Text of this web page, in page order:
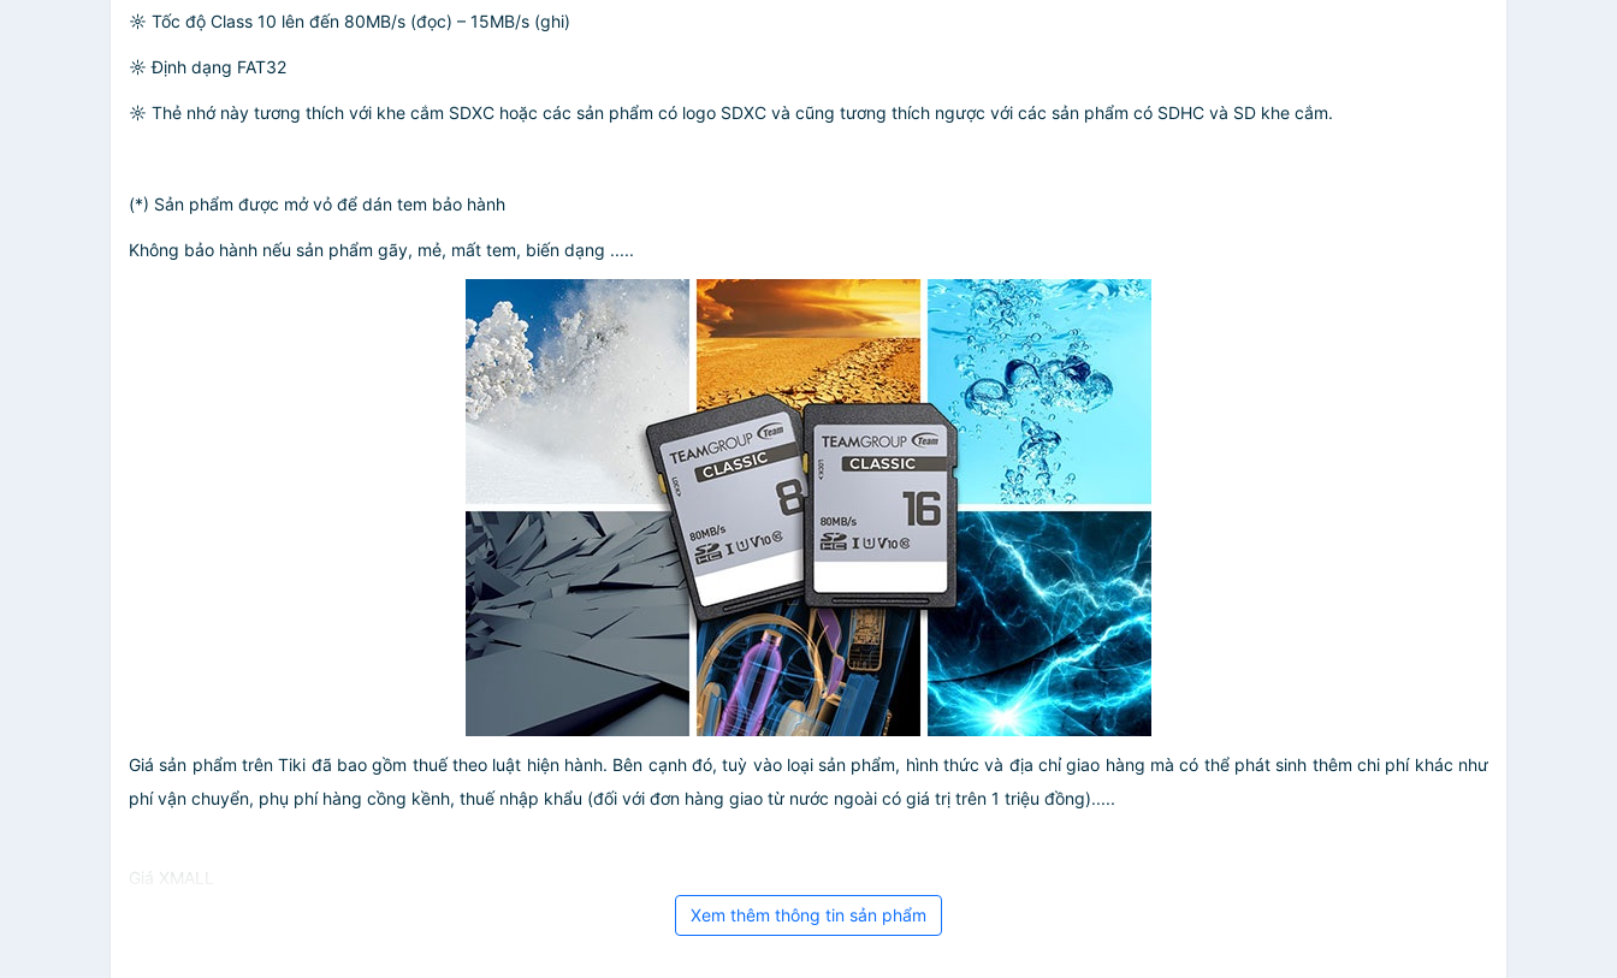
☼ Tốc độ Class 10 lên đến 80MB/s (đọc) – 15MB/s (ghi)
☼ Định dạng FAT32
☼ Thẻ nhớ này tương thích với khe cắm SDXC hoặc các sản phẩm có logo SDXC và cũng tương thích ngược với các sản phẩm có SDHC và SD khe cắm.
(*) Sản phẩm được mở vỏ để dán tem bảo hành
Không bảo hành nếu sản phẩm gãy, mẻ, mất tem, biến dạng .....
Giá sản phẩm trên Tiki đã bao gồm thuế theo luật hiện hành. Bên cạnh đó, tuỳ vào loại sản phẩm, hình thức và địa chỉ giao hàng mà có thể phát sinh thêm chi phí khác như
phí vận chuyển, phụ phí hàng cồng kềnh, thuế nhập khẩu (đối với đơn hàng giao từ nước ngoài có giá trị trên 1 triệu đồng).....
Giá XMALL
Xem thêm thông tin sản phẩm